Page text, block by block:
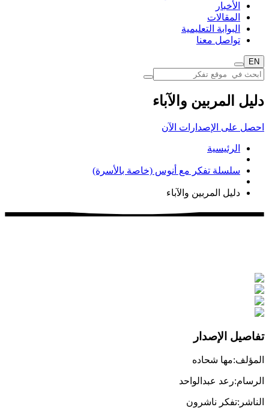
الأخبار
المقالات
البوابة التعليمية
تواصل معنا
EN
دليل المربين والآباء
احصل على الإصدارات الآن
الرئيسية
سلسلة تفكر مع أنوس (خاصة بالأسرة)
دليل المربين والآباء
تفاصيل الإصدار
المؤلف:مها شحاده
الرسام:رعد عبدالواحد
الناشر :تفكر ناشرون